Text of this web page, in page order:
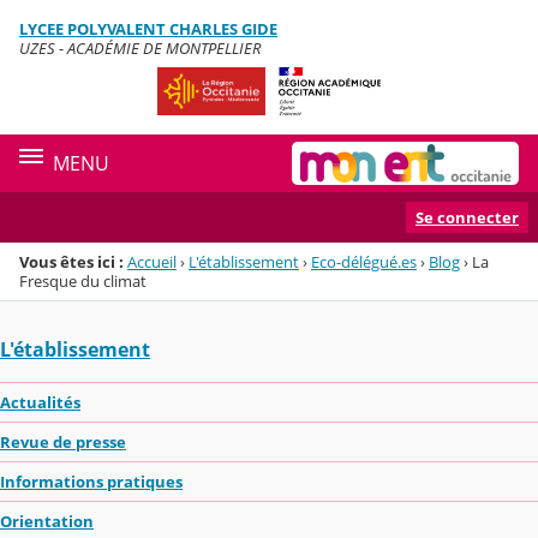
Menu de la rubrique
Contenu
LYCEE POLYVALENT CHARLES GIDE
UZES - ACADÉMIE DE MONTPELLIER
MENU
Se connecter
Vous êtes ici : Accueil› L'établissement› Eco-délégué.es› Blog› La
Fresque du climat
L'établissement
Actualités
Revue de presse
Informations pratiques
Orientation